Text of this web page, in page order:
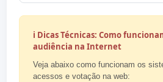
ℹ️ Dicas Técnicas: Como
audiência na Internet
Veja abaixo como funcionam os
acessos e votação na web: